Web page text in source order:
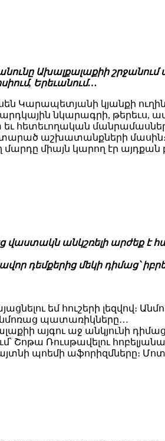
Ախալքալաքիի
Երեւանում…
կյանքի ուղին
նկարագրի, թերեւս,
հետեւողական
աշխատանքների
միայն կարող էր
վաստակն անկշռելի արժեք է
մեկի դիմաց՝
եմ հուշերի լեզվով։
պատառիկները…
այգու աջ անկյունի
Շոթա Ռուսթավելու
պոեմի աֆորիզմները։